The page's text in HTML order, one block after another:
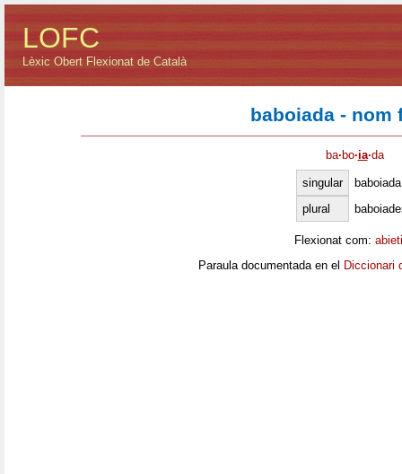
LOFC
Lèxic Obert Flexionat de Català
baboiada - nom
ba· bo·ia·da
singular
baboiada
plural
Flexionat com:
Paraula documentada en el Diccionari